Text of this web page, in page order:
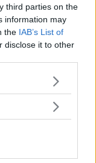
third parties on the
information may
the IAB’s List of
disclose it to other
or more Google
You may click to
in below Google
fått en ny
23:31, 23 maj 2022